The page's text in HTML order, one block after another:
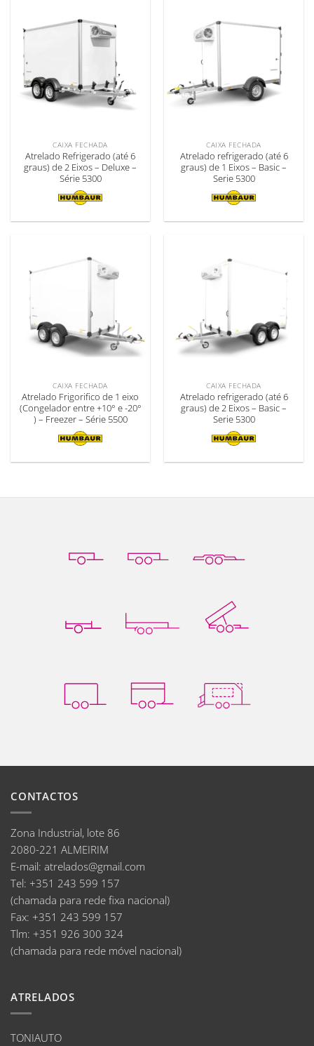
CAIXA FECHADA
Atrelado Refrigerado (até 6
graus) de 2 Eixos – Deluxe –
Série 5300
CAIXA FECHADA
Atrelado refrigerado (até 6
graus) de 1 Eixos – Basic –
Serie 5300
CAIXA FECHADA
Atrelado Frigorifico de 1 eixo
(Congelador entre +10° e -20°
) – Freezer – Série 5500
CAIXA FECHADA
Atrelado refrigerado (até 6
graus) de 2 Eixos – Basic –
Serie 5300
CONTACTOS
Zona Industrial, lote 86
2080-221 ALMEIRIM
E-mail: atrelados@gmail.com
Tel: +351 243 599 157
(chamada para rede fixa nacional)
Fax: +351 243 599 157
Tlm: +351 926 300 324
(chamada para rede móvel nacional)
ATRELADOS
TONIAUTO